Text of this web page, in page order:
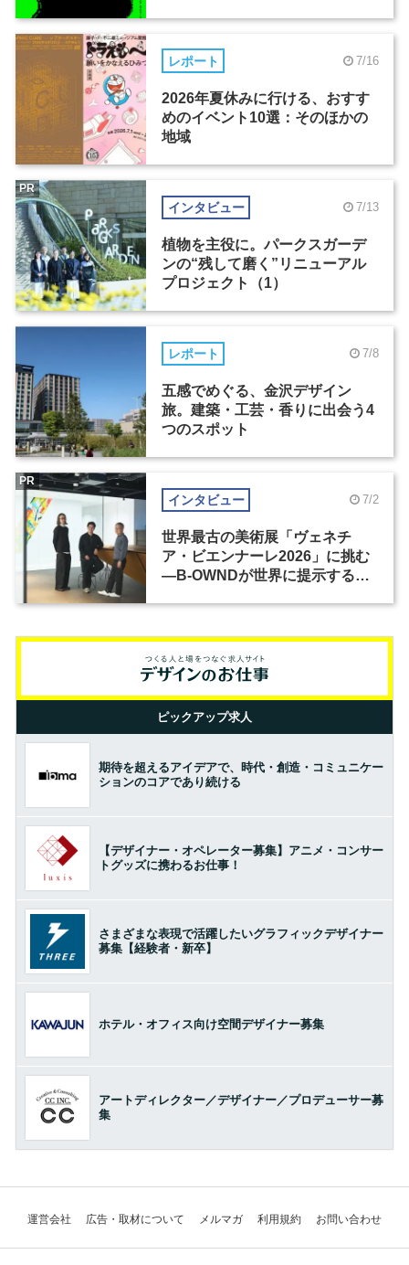
レポート 7/16
2026年夏休みに行ける、おすす
めのイベント10選：そのほかの
地域
インタビュー 7/13
植物を主役に。パークスガーデ
ンの“残して磨く”リニューアル
プロジェクト（1）
PR
レポート 7/8
五感でめぐる、金沢デザイン
旅。建築・工芸・香りに出会う4
つのスポット
インタビュー 7/2
世界最古の美術展「ヴェネチ
ア・ビエンナーレ2026」に挑む
―B-OWNDが世界に提示する美
PR
ピックアップ求人
期待を超えるアイデアで、時代・創造・コミュニケー
ションのコアであり続ける
【デザイナー・オペレーター募集】アニメ・コンサー
トグッズに携わるお仕事！
さまざまな表現で活躍したいグラフィックデザイナー
募集【経験者・新卒】
ホテル・オフィス向け空間デザイナー募集
アートディレクター／デザイナー／プロデューサー募
集
運営会社 広告・取材について メルマガ 利用規約 お問い合わせ